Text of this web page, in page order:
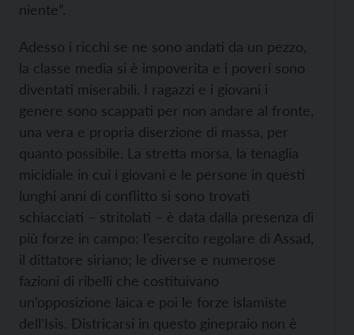
niente”.
Adesso i ricchi se ne sono andati da un pezzo,
la classe media si è impoverita e i poveri sono
diventati miserabili. I ragazzi e i giovani i
genere sono scappati per non andare al fronte,
una vera e propria diserzione di massa, per
quanto possibile. La stretta morsa, la tenaglia
micidiale in cui i giovani e le persone in questi
lunghi anni di conflitto si sono trovati
schiacciati – stritolati – è data dalla presenza di
più forze in campo: l’esercito regolare di Assad,
il dittatore siriano; le diverse e numerose
fazioni di ribelli che costituivano
un’opposizione laica e poi le forze islamiste
dell’Isis. Districarsi in questo ginepraio non è